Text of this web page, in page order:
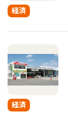
経済
経済